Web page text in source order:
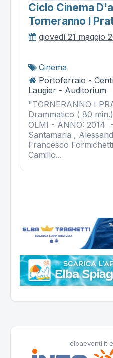
Ciclo Cinema
Torneranno I
giovedì 21 maggio
Cinema
Portoferraio -
Laugier - Auditorium
"TORNERANNO I
Drammatico ( 80
OLMI - ANNO: 2014
Santamaria ,
Francesco
Camillo...
elbaeventi.it